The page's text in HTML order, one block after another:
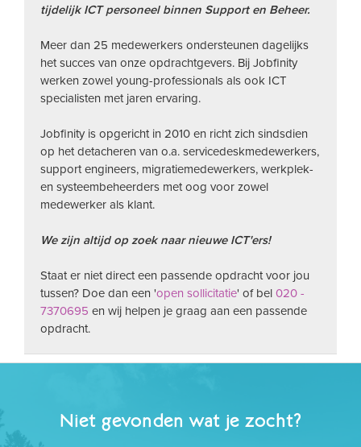
tijdelijk ICT personeel binnen Support en Beheer.
Meer dan 25 medewerkers ondersteunen dagelijks
het succes van onze opdrachtgevers. Bij Jobfinity
werken zowel young-professionals als ook ICT
specialisten met jaren ervaring.
Jobfinity is opgericht in 2010 en richt zich sindsdien
op het detacheren van o.a. servicedeskmedewerkers,
support engineers, migratiemedewerkers, werkplek-
en systeembeheerders met oog voor zowel
medewerker als klant.
We zijn altijd op zoek naar nieuwe ICT'ers!
Staat er niet direct een passende opdracht voor jou
tussen? Doe dan een 'open sollicitatie' of bel 020 -
7370695 en wij helpen je graag aan een passende
opdracht.
Niet gevonden wat je zocht?